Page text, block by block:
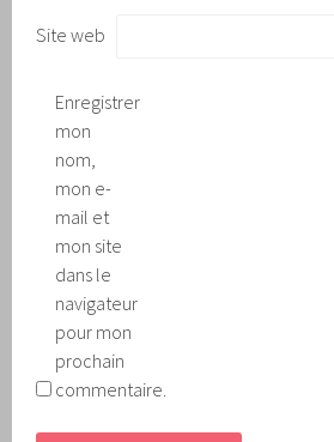
Site web
Enregistrer
mon
nom,
mon e-
mail et
mon site
dans le
navigateur
pour mon
prochain
commentaire.